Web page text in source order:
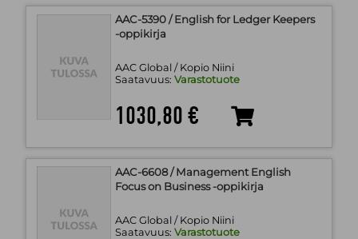
AAC-5390 / English for Ledger Keepers
-oppikirja
AAC Global / Kopio Niini
Saatavuus: Varastotuote
1030,80 €
AAC-6608 / Management English
Focus on Business -oppikirja
AAC Global / Kopio Niini
Saatavuus: Varastotuote